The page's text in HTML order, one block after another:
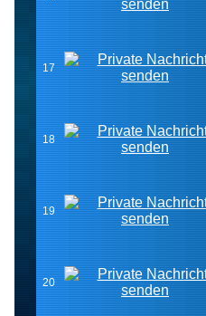
17
18
19
20